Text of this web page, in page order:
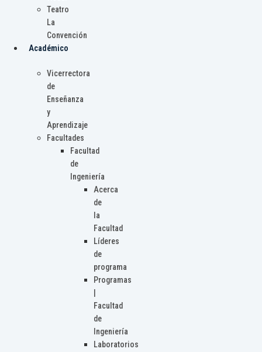
Teatro
La
Convención
Académico
Vicerrectora
de
Enseñanza
y
Aprendizaje
Facultades
Facultad
de
Ingeniería
Acerca
de
la
Facultad
Líderes
de
programa
Programas
Facultad
de
Ingeniería
Laboratorios